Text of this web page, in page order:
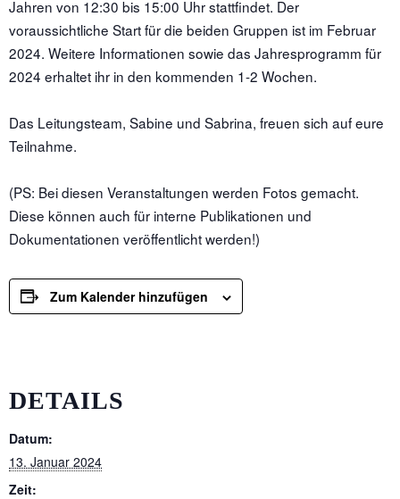
Jahren von 12:30 bis 15:00 Uhr stattfindet. Der
voraussichtliche Start für die beiden Gruppen ist im Februar
2024. Weitere Informationen sowie das Jahresprogramm für
2024 erhaltet ihr in den kommenden 1-2 Wochen.
Das Leitungsteam, Sabine und Sabrina, freuen sich auf eure
Teilnahme.
(PS: Bei diesen Veranstaltungen werden Fotos gemacht.
Diese können auch für interne Publikationen und
Dokumentationen veröffentlicht werden!)
Zum Kalender hinzufügen
DETAILS
Datum:
13. Januar 2024
Zeit: